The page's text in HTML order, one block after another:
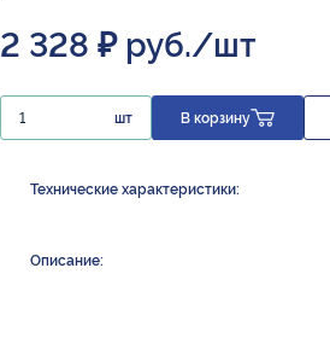
2 328 ₽ руб./шт
шт В корзину
Технические характеристики:
Описание: